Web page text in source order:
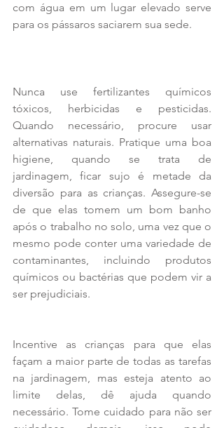
com água em um lugar elevado serve
para os pássaros saciarem sua sede.
Nunca use fertilizantes químicos
tóxicos, herbicidas e pesticidas.
Quando necessário, procure usar
alternativas naturais. Pratique uma boa
higiene, quando se trata de
jardinagem, ficar sujo é metade da
diversão para as crianças. Assegure-se
de que elas tomem um bom banho
após o trabalho no solo, uma vez que o
mesmo pode conter uma variedade de
contaminantes, incluindo produtos
químicos ou bactérias que podem vir a
ser prejudiciais.
Incentive as crianças para que elas
façam a maior parte de todas as tarefas
na jardinagem, mas esteja atento ao
limite delas, dê ajuda quando
necessário. Tome cuidado para não ser